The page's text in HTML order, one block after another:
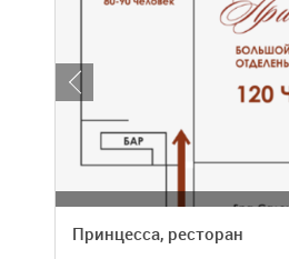
Принцесса, ресторан